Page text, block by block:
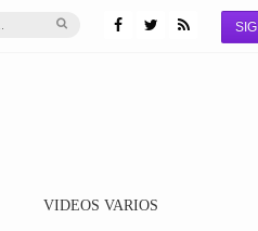
VIDEOS VARIOS